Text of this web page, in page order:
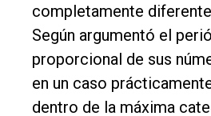
Deportes
Fúnebres
Edición
Empresa
completamente
Según argumentó el
proporcional de sus
en un caso
dentro de la máxima